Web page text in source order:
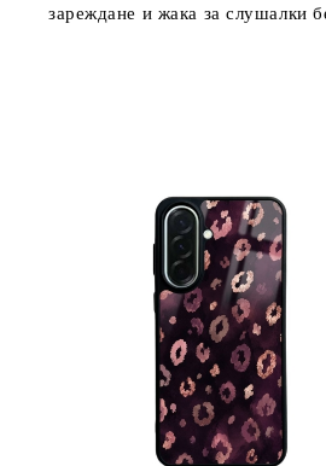
зареждане и жака за слушалки